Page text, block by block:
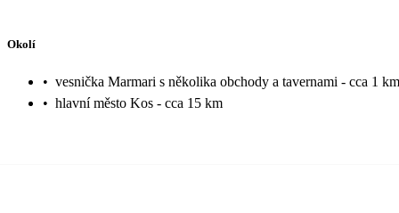
Okolí
• vesnička Marmari s několika obchody a tavernami - cca 1 km
• hlavní město Kos - cca 15 km